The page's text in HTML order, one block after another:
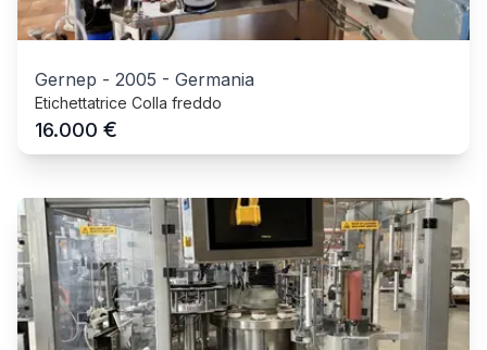
Gernep - 2005 - Germania
Etichettatrice Colla freddo
16.000 €